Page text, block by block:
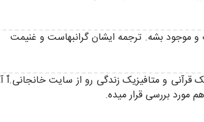
و موجود بشه. ترجمه ایشان گرانبهاست و غنیمت
قرآنی و متافیزیک زندگی رو از سایت
مورد بررسی قرار میده.